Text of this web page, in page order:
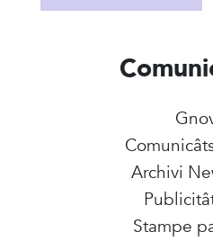
Archivi
Stampe